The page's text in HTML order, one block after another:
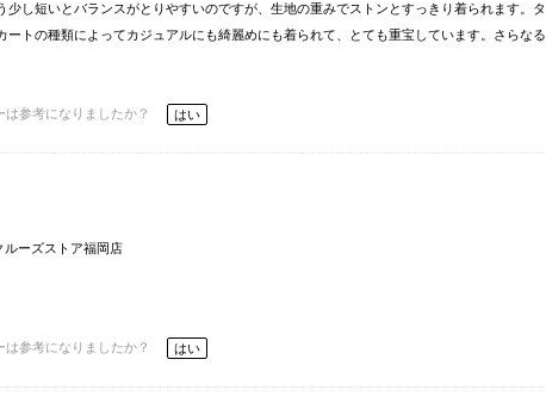
し短いとバランスがとりやすいのですが、生地の重みでストンとすっきり着られます。
ートの種類によってカジュアルにも綺麗めにも着られて、とても重宝しています。さらな
は参考になりましたか？ はい
ルーズストア福岡店
は参考になりましたか？ はい